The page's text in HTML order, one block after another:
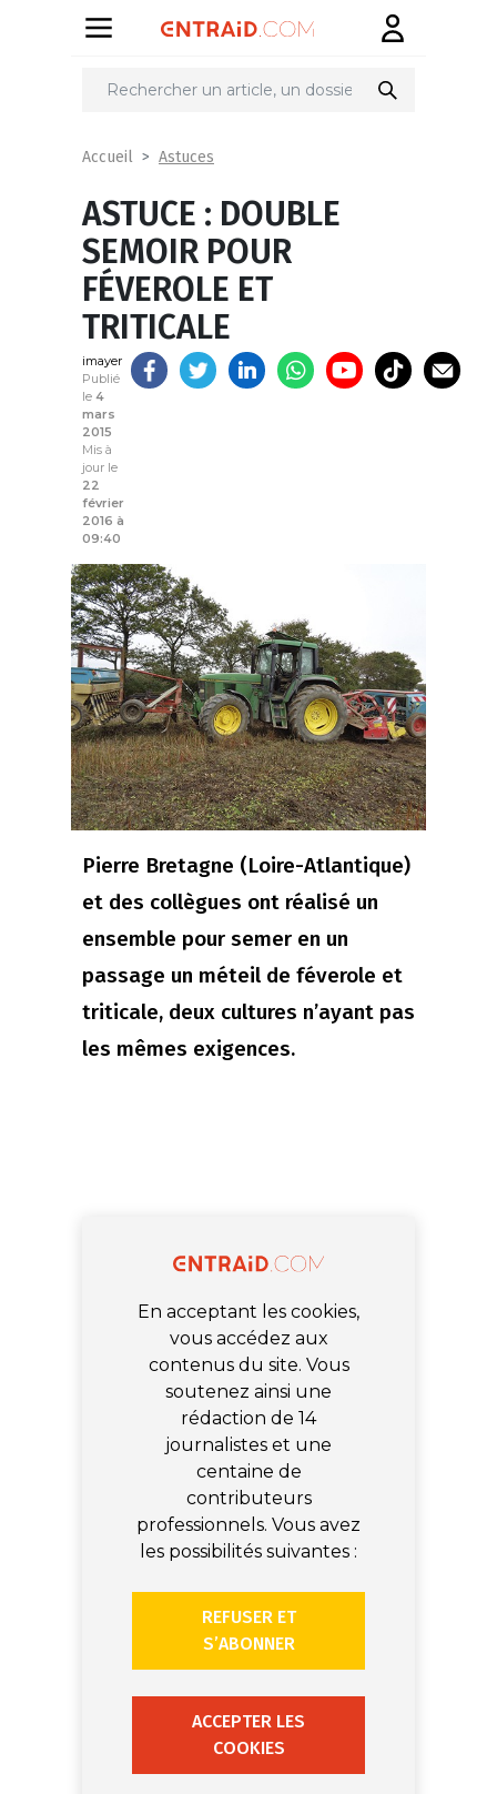
Partager
Accueil Astuces
ASTUCE : DOUBLE
SEMOIR POUR
FÉVEROLE ET
TRITICALE
imayer
Publié
le 4
mars
2015
Mis à
jour le
22
février
2016 à
09:40
Pierre Bretagne (Loire-Atlantique)
et des collègues ont réalisé un
ensemble pour semer en un
passage un méteil de féverole et
triticale, deux cultures n’ayant pas
les mêmes exigences.
En acceptant les cookies,
vous accédez aux
contenus du site. Vous
soutenez ainsi une
rédaction de 14
journalistes et une
centaine de
contributeurs
professionnels. Vous avez
les possibilités suivantes :
REFUSER ET
S’ABONNER
ACCEPTER LES
COOKIES